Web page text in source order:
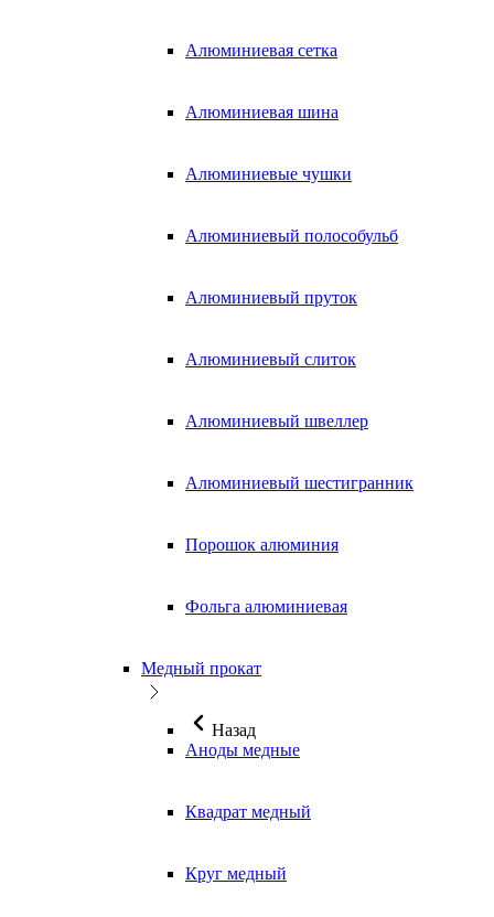
Алюминиевая сетка
Алюминиевая шина
Алюминиевые чушки
Алюминиевый полособульб
Алюминиевый пруток
Алюминиевый слиток
Алюминиевый швеллер
Алюминиевый шестигранник
Порошок алюминия
Фольга алюминиевая
Медный прокат
Назад
Аноды медные
Квадрат медный
Круг медный